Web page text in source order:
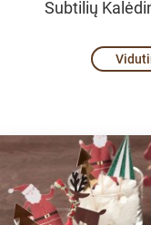
Subtilių